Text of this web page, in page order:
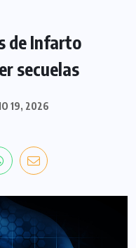
de Infarto
secuelas
19, 2026